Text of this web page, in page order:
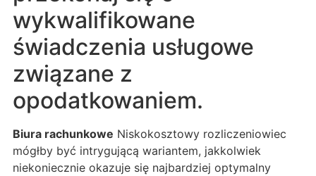
wykwalifikowane
świadczenia usługowe
związane z
opodatkowaniem.
Biura rachunkowe Niskokosztowy rozliczeniowiec
mógłby być intrygującą wariantem, jakkolwiek
niekoniecznie okazuje się najbardziej optymalny